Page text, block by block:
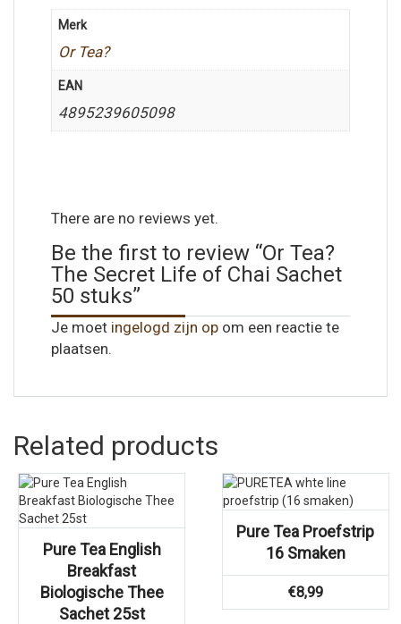
Merk
Or Tea?
EAN
4895239605098
There are no reviews yet.
Be the first to review “Or Tea?
The Secret Life of Chai Sachet
50 stuks”
Je moet ingelogd zijn op om een reactie te
plaatsen.
Related products
Pure Tea English
Breakfast
Biologische Thee
Sachet 25st
Pure Tea Proefstrip
16 Smaken
€8,99